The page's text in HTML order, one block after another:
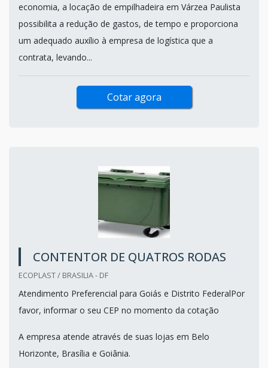
economia, a locação de empilhadeira em Várzea Paulista
possibilita a redução de gastos, de tempo e proporciona
um adequado auxílio à empresa de logística que a
contrata, levando...
Cotar agora
CONTENTOR DE QUATROS RODAS
ECOPLAST / BRASILIA - DF
Atendimento Preferencial para Goiás e Distrito FederalPor
favor, informar o seu CEP no momento da cotação
A empresa atende através de suas lojas em Belo
Horizonte, Brasília e Goiânia.